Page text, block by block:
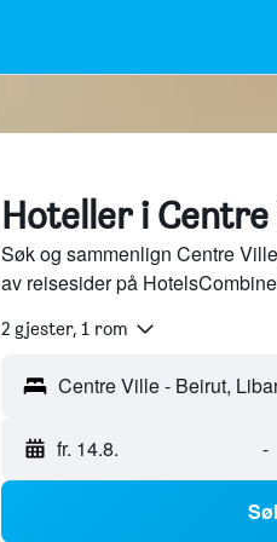
Hoteller i
Søk og sammenlign Centre
av reisesider på
2 gjester, 1 rom
fr. 14.8. -